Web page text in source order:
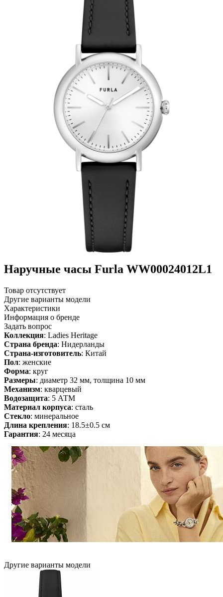
Наручные часы Furla WW00024012L1
Товар отсутствует
Другие варианты модели
Характеристики
Информация о бренде
Задать вопрос
Коллекция: Ladies Heritage
Страна бренда: Нидерланды
Страна-изготовитель: Китай
Пол: женские
Форма: круг
Размеры: диаметр 32 мм, толщина 10 мм
Механизм: кварцевый
Водозащита: 5 АТМ
Материал корпуса: сталь
Стекло: минеральное
Длина крепления: 18.5±0.5 см
Гарантия: 24 месяца
Другие варианты модели